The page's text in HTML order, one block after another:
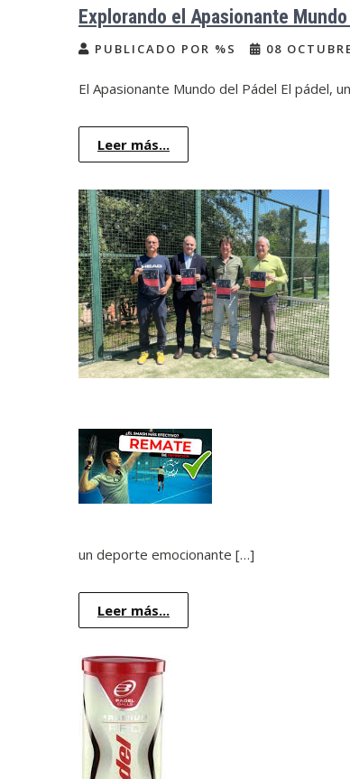
Explorando el Apasionante Mundo
PUBLICADO POR %S 08
El Apasionante Mundo del Pádel El pádel,
Leer más...
un deporte emocionante […]
Leer más...